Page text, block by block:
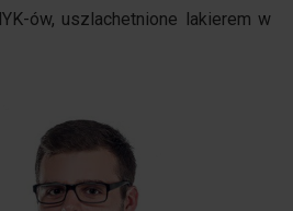
ów, uszlachetnione lakierem w